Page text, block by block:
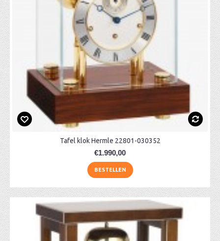
Tafel klok Hermle 22801-030352
€1.990,00
BESTELLEN